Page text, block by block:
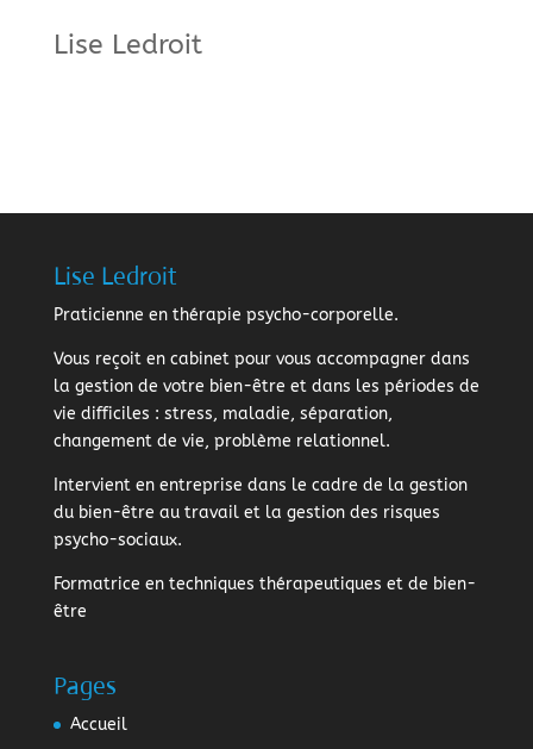
Lise Ledroit
Lise Ledroit
Praticienne en thérapie psycho-corporelle.
Vous reçoit en cabinet pour vous accompagner dans
la gestion de votre bien-être et dans les périodes de
vie difficiles : stress, maladie, séparation,
changement de vie, problème relationnel.
Intervient en entreprise dans le cadre de la gestion
du bien-être au travail et la gestion des risques
psycho-sociaux.
Formatrice en techniques thérapeutiques et de bien-
être
Pages
Accueil